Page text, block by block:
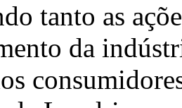
tanto as
da